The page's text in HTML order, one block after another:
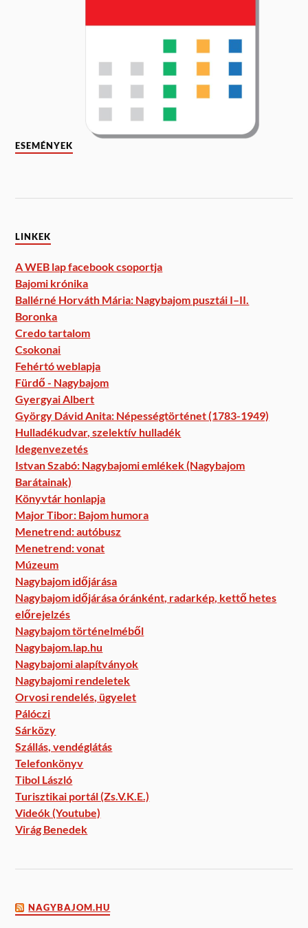
ESEMÉNYEK
LINKEK
A WEB lap facebook csoportja
Bajomi krónika
Ballérné Horváth Mária: Nagybajom pusztái I–II.
Boronka
Credo tartalom
Csokonai
Fehértó weblapja
Fürdő - Nagybajom
Gyergyai Albert
György Dávid Anita: Népességtörténet (1783-1949)
Hulladékudvar, szelektív hulladék
Idegenvezetés
Istvan Szabó: Nagybajomi emlékek (Nagybajom
Barátainak)
Könyvtár honlapja
Major Tibor: Bajom humora
Menetrend: autóbusz
Menetrend: vonat
Múzeum
Nagybajom időjárása
Nagybajom időjárása óránként, radarkép, kettő hetes
előrejelzés
Nagybajom történelméből
Nagybajom.lap.hu
Nagybajomi alapítványok
Nagybajomi rendeletek
Orvosi rendelés, ügyelet
Pálóczi
Sárközy
Szállás, vendéglátás
Telefonkönyv
Tibol László
Turisztikai portál (Zs.V.K.E.)
Videók (Youtube)
Virág Benedek
NAGYBAJOM.HU